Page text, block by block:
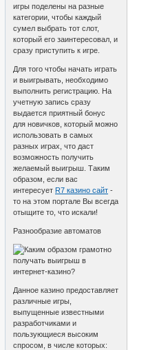
игры поделены на разные
категории, чтобы каждый
сумел выбрать тот слот,
который его заинтересовал, и
сразу приступить к игре.
Для того чтобы начать играть
и выигрывать, необходимо
выполнить регистрацию. На
учетную запись сразу
выдается приятный бонус
для новичков, который можно
использовать в самых
разных играх, что даст
возможность получить
желаемый выигрыш. Таким
образом, если вас
интересует R7 казино сайт -
то на этом портале Вы всегда
отыщите то, что искали!
Разнообразие автоматов
Данное казино предоставляет
различные игры,
выпущенные известными
разработчиками и
пользующиеся высоким
спросом, в числе которых: